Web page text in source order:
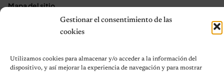
Gestionar el consentimiento de las
cookies
Utilizamos cookies para almacenar y/o acceder a la información del
dispositivo, y así mejorar la experiencia de navegación y para mostrar
Mapa del sitio
Terms and Conditions